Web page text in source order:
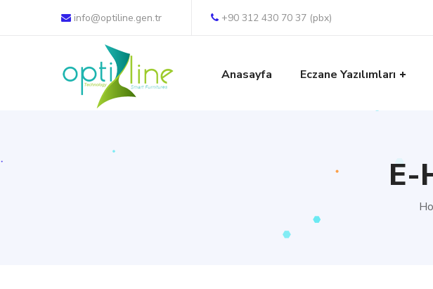
info@optiline.gen.tr +90 312 430 70 37 (pbx)
Anasayfa Eczane Yazılımları
E-